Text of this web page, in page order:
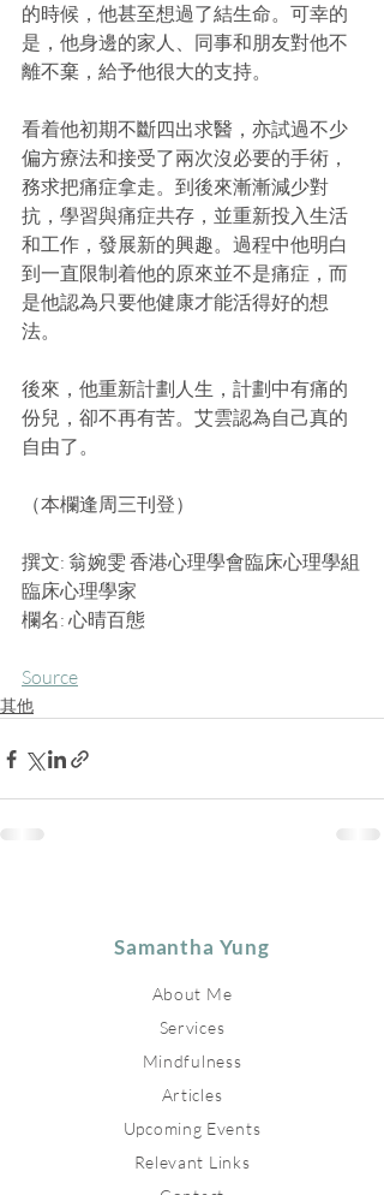
的時候，他甚至想過了結生命。可幸的
是，他身邊的家人、同事和朋友對他不
離不棄，給予他很大的支持。
看着他初期不斷四出求醫，亦試過不少
偏方療法和接受了兩次沒必要的手術，
務求把痛症拿走。到後來漸漸減少對
抗，學習與痛症共存，並重新投入生活
和工作，發展新的興趣。過程中他明白
到一直限制着他的原來並不是痛症，而
是他認為只要他健康才能活得好的想
法。
後來，他重新計劃人生，計劃中有痛的
份兒，卻不再有苦。艾雲認為自己真的
自由了。
（本欄逢周三刊登）
撰文: 翁婉雯 香港心理學會臨床心理學組
臨床心理學家
欄名: 心晴百態
Source
其他
Samantha Yung
About Me
Services
Mindfulness
Articles
Upcoming Events
Relevant Links